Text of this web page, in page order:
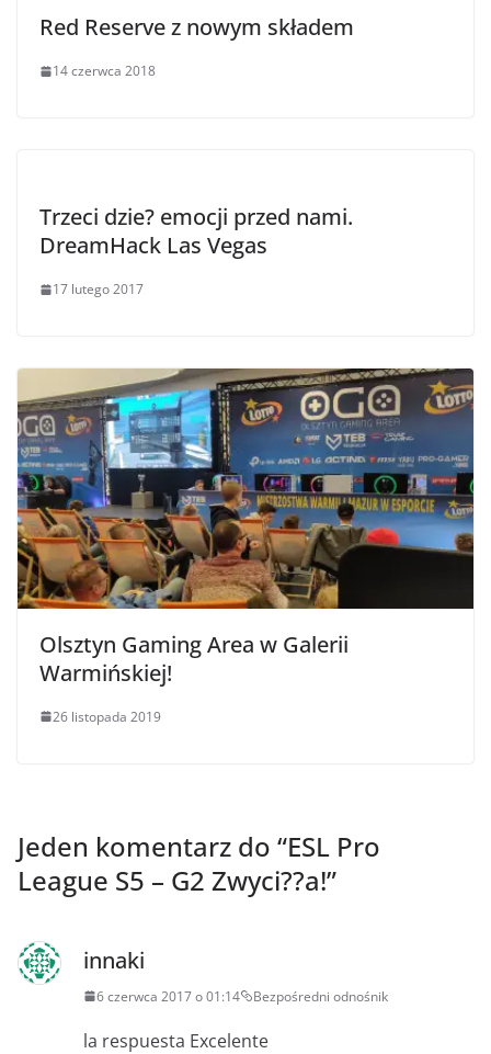
Red Reserve z nowym składem
14 czerwca 2018
Trzeci dzie? emocji przed nami.
DreamHack Las Vegas
17 lutego 2017
Olsztyn Gaming Area w Galerii
Warmińskiej!
26 listopada 2019
Jeden komentarz do “ESL Pro
League S5 – G2 Zwyci??a!”
innaki
6 czerwca 2017 o 01:14 Bezpośredni odnośnik
la respuesta Excelente